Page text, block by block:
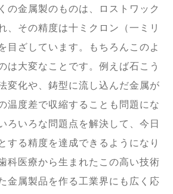
の金属製のものは、ロストワック
、その精度は十ミクロン（一ミリ
目ざしています。もちろんこのよ
は大変なことです。例えば石こう
変化や、鋳型に流し込んだ金属が
温度差で収縮することも問題にな
ろいろな問題点を解決して、今日
する精度を達成できるようになり
科医療から生まれたこの高い技術
金属製品を作る工業界にも広く応